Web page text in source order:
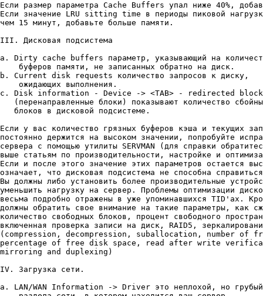
Если размер параметра Cache Buffers упал ниже 40%,
Если значение LRU sitting time в периоды пиковой
чем 15 минут, добавьте больше памяти.
III. Дисковая подсистема
a. Dirty cache buffers параметр, указывающий на
    буферов памяти, не записанных обратно на диск.
b. Current disk requests количество запросов к диску,
    ожидающих выполнения.
c. Disk information - Device -> <TAB> - redirected
(перенаправленные блоки) показывают количество
   блоков в дисковой подсистеме.
Если у вас количество грязных буферов кэша и текущих
постоянно держится на высоком значении, попробуйте
сервера с помощью утилиты SERVMAN (для справки
выше статьям по производительности, настройке и
Если и после этого значение этих параметров остается
означает, что дисковая подсистема не способна
Вы должны либо установить более производительные
уменьшить нагрузку на сервер. Проблемы оптимизации
весьма подробно отражены в уже упоминавшихся TID'ах.
должны обратить свое внимание на такие параметры, как
количество свободных блоков, процент свободного
включенная проверка записи на диск, RAID5,
(сompression, decompression, suballocation, number of
percentage of free disk space, read after write
mirroring and duplexing)
IV. Загрузка сети.
a. LAN/WAN Information -> Driver это неплохой, но грубый